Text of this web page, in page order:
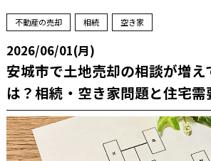
不動産の売却 相続 空き家
2026/06/01(月)
安城市で土地売却の相談が増え
は？相続・空き家問題と住宅